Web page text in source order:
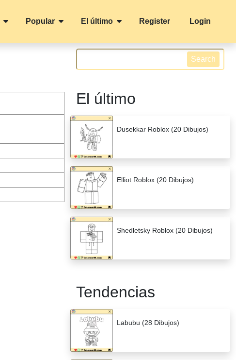
Popular El último Register Login
Search
El último
Dusekkar Roblox (20 Dibujos)
Elliot Roblox (20 Dibujos)
Shedletsky Roblox (20 Dibujos)
Tendencias
Labubu (28 Dibujos)